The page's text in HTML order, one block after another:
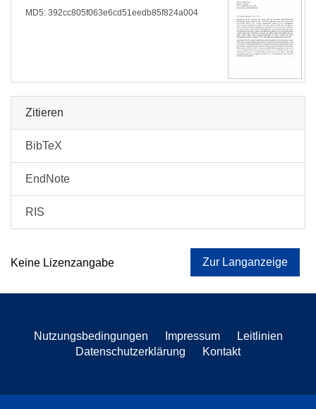
MD5: 392cc805f063e6cd51eedb85f824a004
Zitieren
BibTeX
EndNote
RIS
Keine Lizenzangabe Zur Langanzeige
Nutzungsbedingungen Impressum
Leitlinien
Datenschutzerklärung
Kontakt